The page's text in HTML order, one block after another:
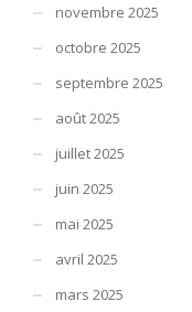
novembre 2025
octobre 2025
septembre 2025
août 2025
juillet 2025
juin 2025
mai 2025
avril 2025
mars 2025